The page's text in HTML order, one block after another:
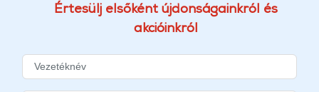
Értesülj elsőként újdonságainkról és
akcióinkról